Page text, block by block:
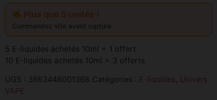
Plus que 5 unités !
Commandez vite avant rupture
5 E-liquides achetés 10ml = 1 offert
10 E-liquides achetés 10ml = 3 offerts
UGS : 3663446001368 Catégories : E-liquides Univers
VAPE